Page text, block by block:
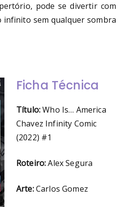
pode se divertir com
sem qualquer sombra
Ficha Técnica
Título:Who Is… America
Chavez Infinity Comic
(2022) #1
Roteiro:Alex Segura
Arte:Carlos Gomez